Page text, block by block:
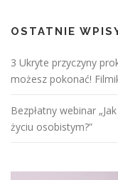
OSTATNIE
3 Ukryte przyczyny
możesz pokonać!
Bezpłatny webinar
życiu osobistym?”